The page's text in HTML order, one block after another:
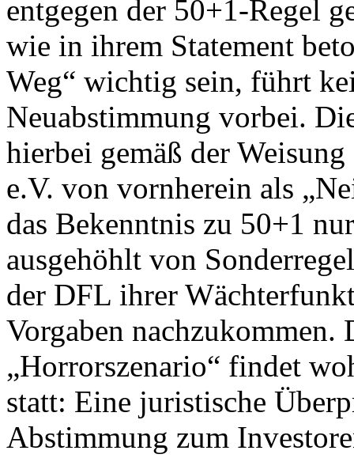
entgegen der 50+1-Regel
wie in ihrem Statement
Weg“ wichtig sein, führt
Neuabstimmung vorbei.
hierbei gemäß der
e.V. von vornherein als
das Bekenntnis zu 50+1
ausgehöhlt von
der DFL ihrer
Vorgaben nachzukommen.
„Horrorszenario“ findet
statt: Eine juristische
Abstimmung zum